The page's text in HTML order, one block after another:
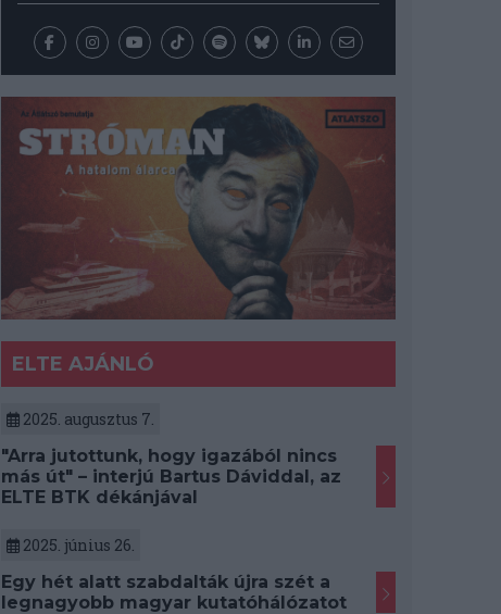
ELTE AJÁNLÓ
2025. augusztus 7.
"Arra jutottunk, hogy igazából nincs
más út" – interjú Bartus Dáviddal, az
ELTE BTK dékánjával
2025. június 26.
Egy hét alatt szabdalták újra szét a
legnagyobb magyar kutatóhálózatot